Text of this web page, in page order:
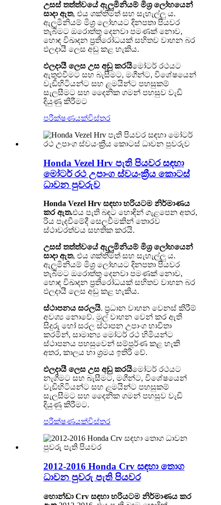
උසස් තත්ත්වයේ ඇලුමිනියම් මිශ්‍ර ලෝහයෙන්
සාදා ඇත, එය ශක්තිමත් සහ සැහැල්ලු ය.
ඇලුමිනියම් මිශ්‍ර ලෝහයට දිනපතා පියවර
තැබීමට ඔරොත්තු දෙනවා පමණක් නොව,
හොඳ විඛාදන ප්‍රතිරෝධයක් සහිතව වාහන බර
ඵලදායී ලෙස අඩු කළ හැකිය.
ඵලදායී ලෙස උස අඩු කරයිමෝටර් රථයට
ඇතුළුවීමට සහ බැසීමට, මගීන්ට, විශේෂයෙන්
වැඩිහිටියන්ට සහ ළමයින්ට පහසුකම්
සැලසීමට සහ දෛනික ගමන් පහසුව වැඩි
දියුණු කිරීමට
පරීක්ෂණයක්විස්තර
Honda Vezel Hrv පැති පියවර සඳහා
මෝටර් රථ උපාංග ස්වයංක්‍රීය කොටස්
ධාවන පුවරුව
Honda Vezel Hrv සඳහා හරියටම නිර්මාණය
කර ඇත.එය පැති බඳට හොඳින් ගැළපෙන අතර,
රිය පැදවීමේදී සෙලවීමකින් තොරව
ස්ථාවරත්වය සහතික කරයි.
උසස් තත්ත්වයේ ඇලුමිනියම් මිශ්‍ර ලෝහයෙන්
සාදා ඇත, එය ශක්තිමත් සහ සැහැල්ලු ය.
ඇලුමිනියම් මිශ්‍ර ලෝහයට දිනපතා පියවර
තැබීමට ඔරොත්තු දෙනවා පමණක් නොව,
හොඳ විඛාදන ප්‍රතිරෝධයක් සහිතව වාහන බර
ඵලදායී ලෙස අඩු කළ හැකිය.
ස්ථාපනය සරලයි. ප්‍රධාන වාහන වෙනස් කිරීම්
අවශ්‍ය නොවේ. මුල් වාහන වෙන් කර ඇති
සිදුරු හෝ සරල ස්ථාපන උපාංග භාවිතා
කරමින්, සාමාන්‍ය මෝටර් රථ හිමියන්ට
ස්ථාපනය පහසුවෙන් සම්පූර්ණ කළ හැකි
අතර, කාලය හා ශ්‍රමය ඉතිරි වේ.
ඵලදායී ලෙස උස අඩු කරයිමෝටර් රථයට
නැගීමට සහ බැසීමට, මගීන්ට, විශේෂයෙන්
වැඩිහිටියන්ට සහ ළමයින්ට පහසුකම්
සැලසීමට සහ දෛනික ගමන් පහසුව වැඩි
දියුණු කිරීමට.
පරීක්ෂණයක්විස්තර
2012-2016 Honda Crv සඳහා තොග
ධාවන පුවරු පැති පියවර
හොන්ඩා Crv සඳහා හරියටම නිර්මාණය කර